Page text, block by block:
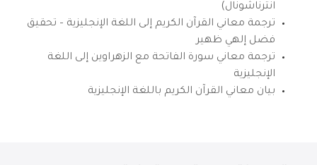
انترناشونال)
ترجمة معاني القرآن الكريم إلى اللغة الإنجليزية – تحقيق
فضل إلهي ظهير
ترجمة معاني سورة الفاتحة مع الزهراوين إلى اللغة
الإنجليزية
بيان معاني القرآن الكريم باللغة الإنجليزية